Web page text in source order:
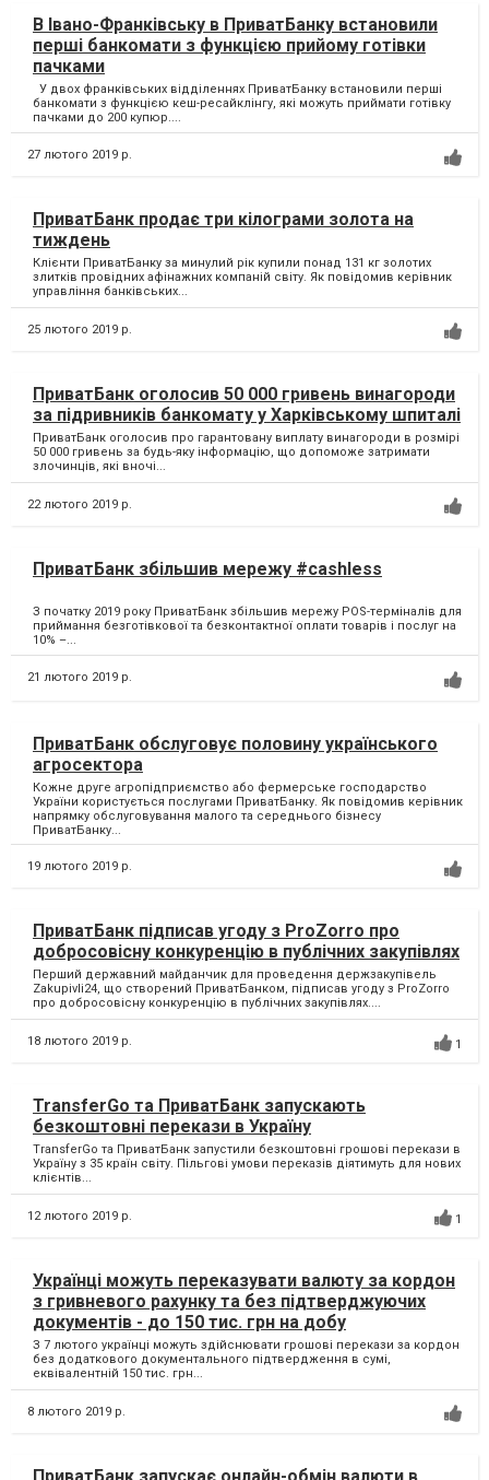
В Івано-Франківську в ПриватБанку встановили
перші банкомати з функцією прийому готівки
пачками
У двох франківських відділеннях ПриватБанку встановили перші
банкомати з функцією кеш-ресайклінгу, які можуть приймати готівку
пачками до 200 купюр....
27 лютого 2019 р.
ПриватБанк продає три кілограми золота на
тиждень
Клієнти ПриватБанку за минулий рік купили понад 131 кг золотих
злитків провідних афінажних компаній світу. Як повідомив керівник
управління банківських...
25 лютого 2019 р.
ПриватБанк оголосив 50 000 гривень винагороди
за підривників банкомату у Харківському шпиталі
ПриватБанк оголосив про гарантовану виплату винагороди в розмірі
50 000 гривень за будь-яку інформацію, що допоможе затримати
злочинців, які вночі...
22 лютого 2019 р.
ПриватБанк збільшив мережу #cashless
З початку 2019 року ПриватБанк збільшив мережу POS-терміналів для
приймання безготівкової та безконтактної оплати товарів і послуг на
10% –...
21 лютого 2019 р.
ПриватБанк обслуговує половину українського
агросектора
Кожне друге агропідприємство або фермерське господарство
України користується послугами ПриватБанку. Як повідомив керівник
напрямку обслуговування малого та середнього бізнесу
ПриватБанку...
19 лютого 2019 р.
ПриватБанк підписав угоду з ProZorro про
добросовісну конкуренцію в публічних закупівлях
Перший державний майданчик для проведення держзакупівель
Zakupivli24, що створений ПриватБанком, підписав угоду з ProZorro
про добросовісну конкуренцію в публічних закупівлях....
18 лютого 2019 р. 1
TransferGo та ПриватБанк запускають
безкоштовні перекази в Україну
TransferGo та ПриватБанк запустили безкоштовні грошові перекази в
Україну з 35 країн світу. Пільгові умови переказів діятимуть для нових
клієнтів...
12 лютого 2019 р. 1
Українці можуть переказувати валюту за кордон
з гривневого рахунку та без підтверджуючих
документів - до 150 тис. грн на добу
З 7 лютого українці можуть здійснювати грошові перекази за кордон
без додаткового документального підтвердження в сумі,
еквівалентній 150 тис. грн...
8 лютого 2019 р.
ПриватБанк запускає онлайн-обмін валюти в